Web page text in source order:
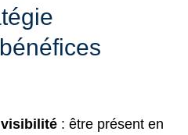
: être présent en